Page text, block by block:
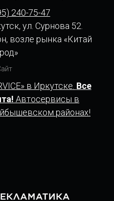
240-75-47
ул. Сурнова 52.
возле рынка «Китай
в Иркутске. Все
Автосервисы в
районах!